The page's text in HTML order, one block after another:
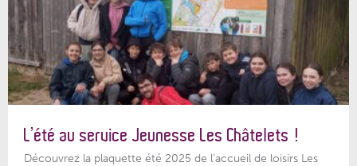
L’été au service Jeunesse Les Châtelets !
Découvrez la plaquette été 2025 de l’accueil de loisirs Les